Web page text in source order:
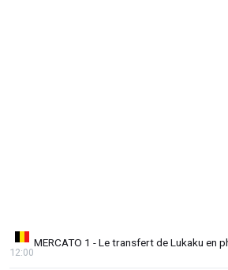
MERCATO 1 - Le transfert de Lukaku en
12:00